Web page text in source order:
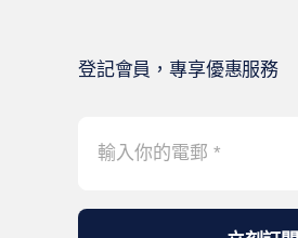
登記會員，專享優惠服務